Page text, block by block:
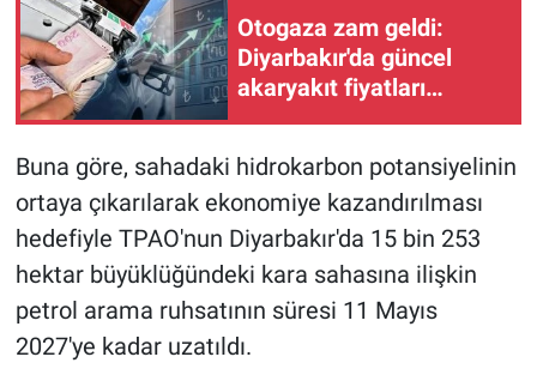
Otogaza zam geldi:
Diyarbakır'da güncel
akaryakıt fiyatları
Buna göre, sahadaki hidrokarbon potansiyelinin
ortaya çıkarılarak ekonomiye kazandırılması
hedefiyle TPAO'nun Diyarbakır'da 15 bin 253
hektar büyüklüğündeki kara sahasına ilişkin
petrol arama ruhsatının süresi 11 Mayıs
2027'ye kadar uzatıldı.